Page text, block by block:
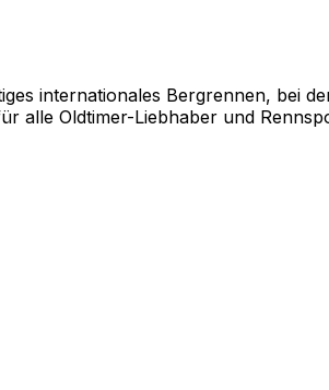
internationales Bergrennen, bei
alle Oldtimer-Liebhaber und